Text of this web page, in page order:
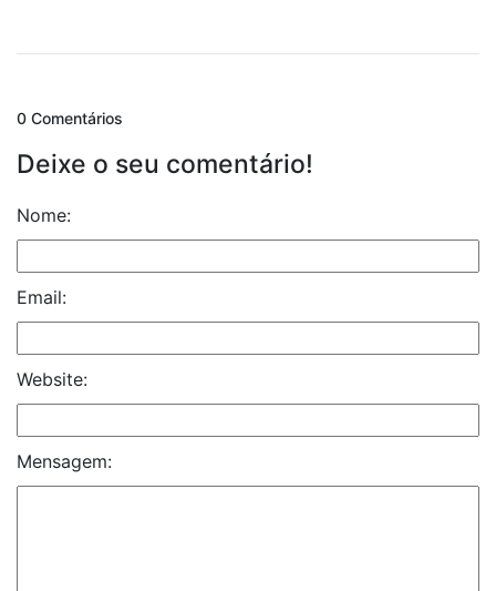
0 Comentários
Deixe o seu comentário!
Nome:
Email:
Website:
Mensagem: